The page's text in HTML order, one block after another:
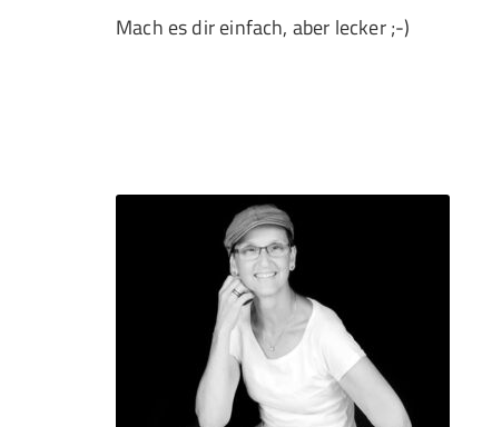
Mach es dir einfach, aber lecker ;-)